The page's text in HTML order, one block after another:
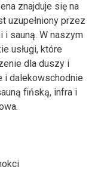
znajduje się na
uzupełniony przez
i sauną. W naszym
usługi, które
dla duszy i
i dalekowschodnie
fińską, infra i